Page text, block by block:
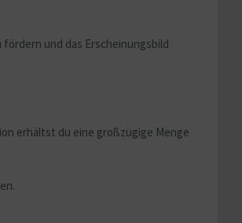
und das Erscheinungsbild
erhältst du eine großzügige Menge